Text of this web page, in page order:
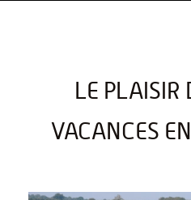
LE PLAISIR
VACANCES